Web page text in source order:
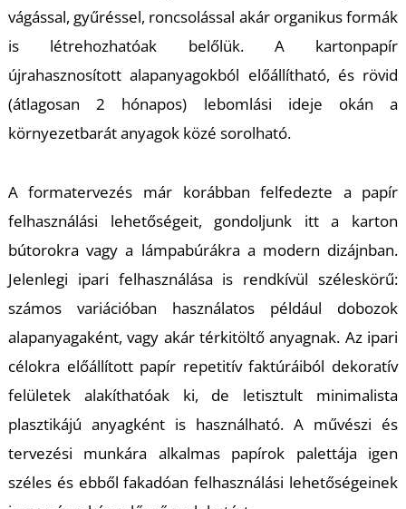
vágással, gyűréssel, roncsolással akár organikus formák
is létrehozhatóak belőlük. A kartonpapír
újrahasznosított alapanyagokból előállítható, és rövid
(átlagosan 2 hónapos) lebomlási ideje okán a
környezetbarát anyagok közé sorolható.
A formatervezés már korábban felfedezte a papír
felhasználási lehetőségeit, gondoljunk itt a karton
bútorokra vagy a lámpabúrákra a modern dizájnban.
Jelenlegi ipari felhasználása is rendkívül széleskörű:
számos variációban használatos például dobozok
alapanyagaként, vagy akár térkitöltő anyagnak. Az ipari
célokra előállított papír repetitív faktúráiból dekoratív
felületek alakíthatóak ki, de letisztult minimalista
plasztikájú anyagként is használható. A művészi és
tervezési munkára alkalmas papírok palettája igen
széles és ebből fakadóan felhasználási lehetőségeinek